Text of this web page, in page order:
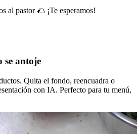
al pastor 🌮 ¡Te esperamos!
se antoje
Quita el fondo, reencuadra o
con IA. Perfecto para tu menú,